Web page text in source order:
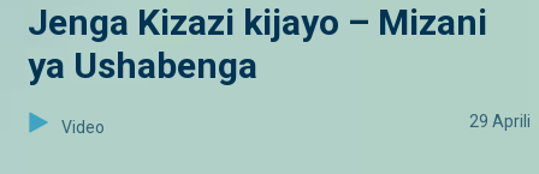
Jenga Kizazi kijayo – Mizani
ya Ushabenga
Video 29 Aprili